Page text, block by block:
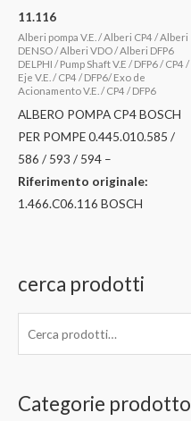
11.116
Alberi pompa V.E. / Alberi CP4 / Alberi
DENSO / Alberi VDO / Alberi DFP6
DELPHI / Pump Shaft V.E / DFP6 / CP4 /
Eje V.E. / CP4 / DFP6/ Exo de
Acionamento V.E. / CP4 / DFP6
ALBERO POMPA CP4 BOSCH
PER POMPE 0.445.010.585 /
586 / 593 / 594 –
Riferimento originale:
1.466.C06.116 BOSCH
cerca prodotti
c
Categorie prodotto